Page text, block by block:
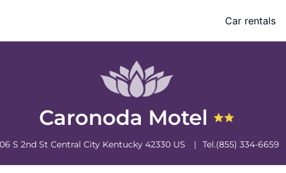
Car rentals
Caronoda Motel
S 2nd St Central City Kentucky 42330 US Tel.(855) 334-6659